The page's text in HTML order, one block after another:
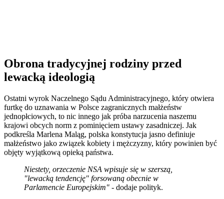
Obrona tradycyjnej rodziny przed
lewacką ideologią
Ostatni wyrok Naczelnego Sądu Administracyjnego, który otwiera
furtkę do uznawania w Polsce zagranicznych małżeństw
jednopłciowych, to nic innego jak próba narzucenia naszemu
krajowi obcych norm z pominięciem ustawy zasadniczej. Jak
podkreśla Marlena Maląg, polska konstytucja jasno definiuje
małżeństwo jako związek kobiety i mężczyzny, który powinien być
objęty wyjątkową opieką państwa.
Niestety, orzeczenie NSA wpisuje się w szerszą,
"lewacką tendencję" forsowaną obecnie w
Parlamencie Europejskim" - dodaje polityk.